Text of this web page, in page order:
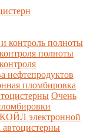
контроль полноты
полноты
нефтепродуктов
пломбировка
Очень
электронной